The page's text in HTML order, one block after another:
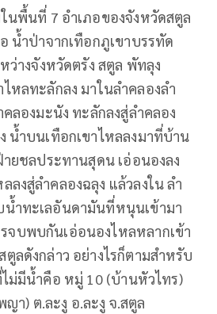
นพื้นที่ 7 อำเภอของจังหวัดสตูล
น้ำป่าจากเทือกภูเขาบรรทัด
ว่างจังหวัดตรัง สตูล พัทลุง
หลทะลักลง มาในลำคลองลำ
ลองมะนัง ทะลักลงสู่ลำคลอง
น้ำบนเทือกเขาไหลลงมาที่บ้าน
ยชลประทานสุดน เอ่อนองลง
ลงสู่ลำคลองฉลุง แล้วลงใน ลำ
น้ำทะเลอันดามันที่หนุนเข้ามา
จบพบกันเอ่อนองไหลหลากเข้า
ลดังกล่าว อย่างไรก็ตามสำหรับ
ม่มีน้ำคือ หมู่ 10 (บ้านหัวไทร)
า) ต.ละงู อ.ละงู จ.สตูล